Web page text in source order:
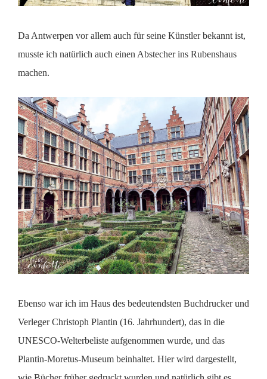
Da Antwerpen vor allem auch für seine Künstler bekannt ist,
musste ich natürlich auch einen Abstecher ins Rubenshaus
machen.
Ebenso war ich im Haus des bedeutendsten Buchdrucker und
Verleger Christoph Plantin (16. Jahrhundert), das in die
UNESCO-Welterbeliste aufgenommen wurde, und das
Plantin-Moretus-Museum beinhaltet. Hier wird dargestellt,